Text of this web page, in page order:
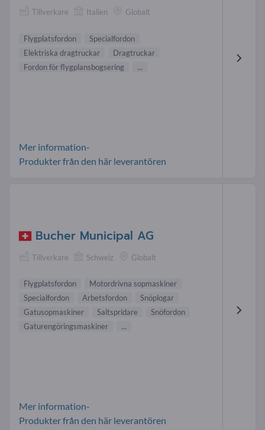
Tillverkare Italien Globalt
Flygplatsfordon
Specialfordon
Elektriska dragtruckar
Dragtruckar
Fordon för flygplansbogsering
...
Mer information-
Produkter från den här leverantören
Bucher Municipal AG
Tillverkare Schweiz Globalt
Flygplatsfordon
Motordrivna sopmaskiner
Specialfordon
Arbetsfordon
Snöplogar
Gatusopmaskiner
Saltspridare
Snöfordon
Gaturengöringsmaskiner
...
Mer information-
Produkter från den här leverantören